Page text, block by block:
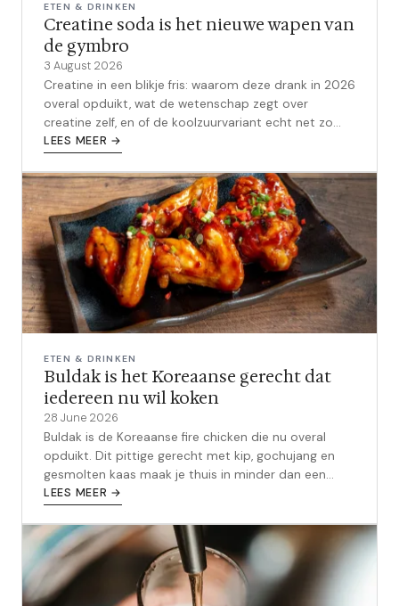
ETEN & DRINKEN
Creatine soda is het nieuwe wapen van
de gymbro
3 August 2026
Creatine in een blikje fris: waarom deze drank in 2026
overal opduikt, wat de wetenschap zegt over
creatine zelf, en of de koolzuurvariant echt net zo
goed werkt als het klassieke poeder.
LEES MEER →
ETEN & DRINKEN
Buldak is het Koreaanse gerecht dat
iedereen nu wil koken
28 June 2026
Buldak is de Koreaanse fire chicken die nu overal
opduikt. Dit pittige gerecht met kip, gochujang en
gesmolten kaas maak je thuis in minder dan een
halfuur.
LEES MEER →